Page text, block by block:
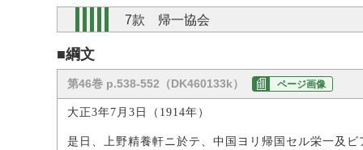
7款 帰一協会
■綱文
第46巻 p.538-552（DK460133k） ページ画像
大正3年7月3日（1914年）
是日、上野精養軒ニ於テ、中国ヨリ帰国セル栄一及